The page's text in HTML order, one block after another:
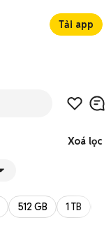
Tải app
Xoá lọc
512 GB 1 TB